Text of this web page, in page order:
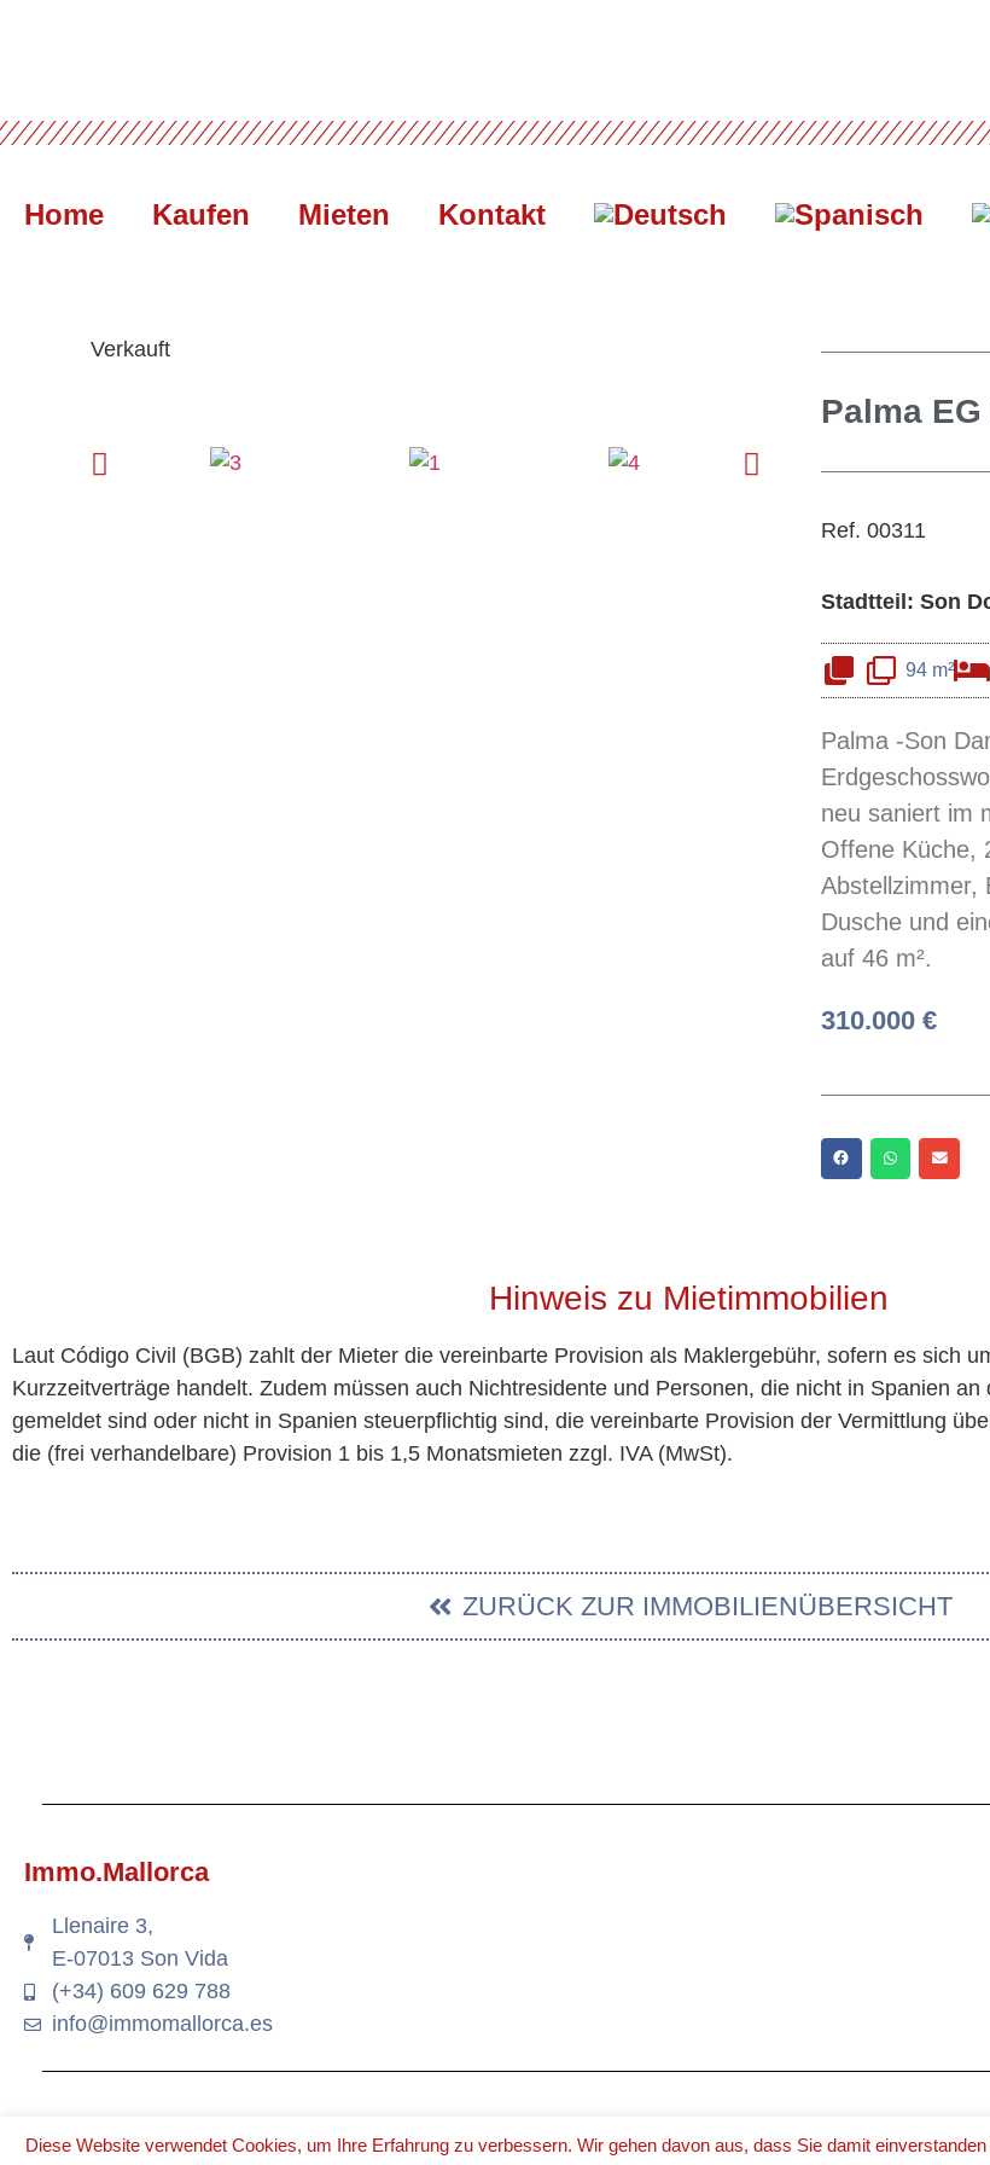
Home Kaufen Mieten Kontakt
Verkauft
Palma
Ref. 00311
Stadtteil: Son
94 m²
Palma -Son
neu saniert im
Offene Küche,
Abstellzimmer,
Dusche und
auf 46 m².
310.000 €
Hinweis zu Mietimmobilien
Laut Código Civil (BGB) zahlt der Mieter die vereinbarte Provision als Maklergebühr, sofern es sich
Kurzzeitverträge handelt. Zudem müssen auch Nichtresidente und Personen, die nicht in Spanien
gemeldet sind oder nicht in Spanien steuerpflichtig sind, die vereinbarte Provision der Vermittlung
die (frei verhandelbare) Provision 1 bis 1,5 Monatsmieten zzgl. IVA (MwSt).
ZURÜCK ZUR IMMOBILIENÜBERSICHT
Immo.Mallorca
Llenaire 3,
E-07013 Son Vida
(+34) 609 629 788
info@immomallorca.es
Diese Website verwendet Cookies, um Ihre Erfahrung zu verbessern. Wir gehen davon aus, dass Sie damit